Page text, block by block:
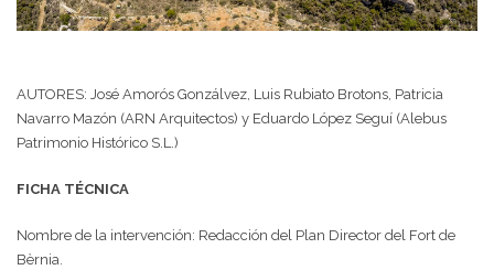
AUTORES: José Amorós Gonzálvez, Luis Rubiato Brotons, Patricia
Navarro Mazón (ARN Arquitectos) y Eduardo López Seguí (Alebus
Patrimonio Histórico S.L.)
FICHA TÉCNICA
Nombre de la intervención: Redacción del Plan Director del Fort de
Bèrnia.